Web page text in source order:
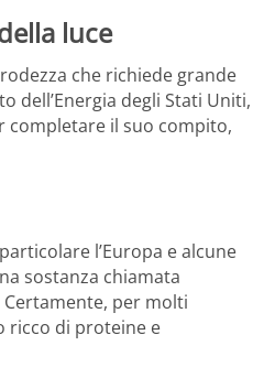
luce
che richiede grande
dell’Energia degli Stati Uniti,
completare il suo compito,
l’Europa e alcune
sostanza chiamata
per molti
ricco di proteine e